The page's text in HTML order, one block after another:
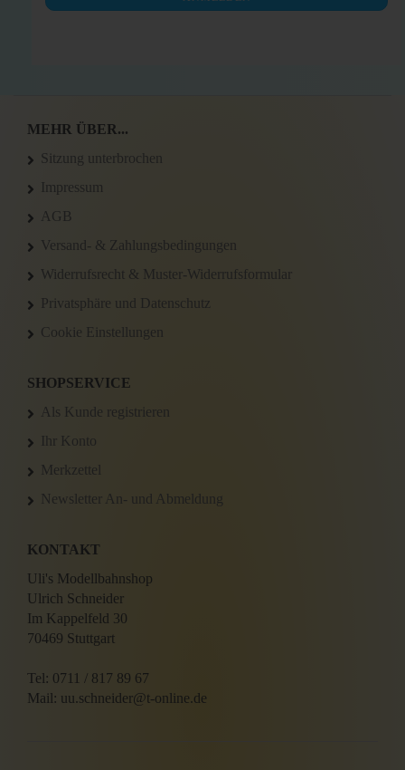
ANMELDUNG
MEHR ÜBER...
Sitzung unterbrochen
Impressum
AGB
Versand- & Zahlungsbedingungen
Widerrufsrecht & Muster-Widerrufsformular
Privatsphäre und Datenschutz
Cookie Einstellungen
SHOPSERVICE
Als Kunde registrieren
Ihr Konto
Merkzettel
Newsletter An- und Abmeldung
KONTAKT
Uli's Modellbahnshop
Ulrich Schneider
Im Kappelfeld 30
70469 Stuttgart
Tel: 0711 / 817 89 67
Mail: uu.schneider@t-online.de